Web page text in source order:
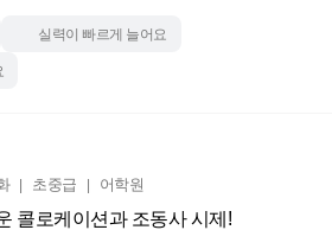
화를 할 수 있 겠구나. 뉘앙스 영어의
뇌리에 깊 게 박혀있습니다. 여기다!
겠다 싶었습니다. 저 같은 분이 계
. 다른 세계의 영어가 펼쳐집니다.
실력이 빠르게 늘어요
초중급 어학원
콜로케이션과 조동사 시제!